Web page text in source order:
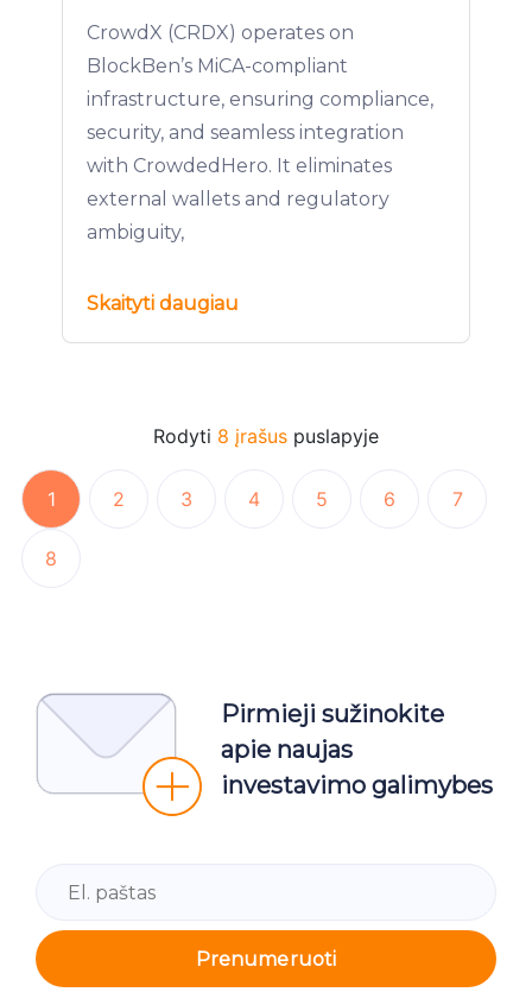
CrowdX (CRDX) operates on
BlockBen’s MiCA-compliant
infrastructure, ensuring compliance,
security, and seamless integration
with CrowdedHero. It eliminates
external wallets and regulatory
ambiguity,
Skaityti daugiau
Rodyti 8 įrašus puslapyje
1 2 3 4 5 6 7
8
Pirmieji sužinokite
apie naujas
investavimo galimybes
Prenumeruoti